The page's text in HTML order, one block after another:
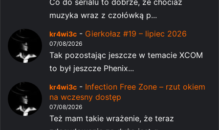
muzyka wraz z czołówką p...
kr4wi3c - Gierkołaz #19 – lipiec 2026
07/08/2026
Tak pozostając jeszcze w temacie XCOM
to był jeszcze Phenix...
kr4wi3c - Infection Free Zone – rzut okiem
na wczesny dostęp
07/08/2026
Też mam takie wrażenie, że teraz